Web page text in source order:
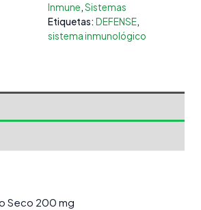
Inmune,Sistemas
Etiquetas: DEFENSE,
sistema inmunológico
Seco 200 mg